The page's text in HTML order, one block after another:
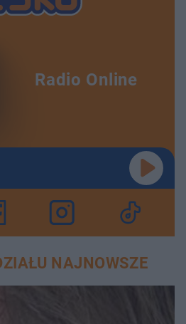
Radio Online
NAJNOWSZE